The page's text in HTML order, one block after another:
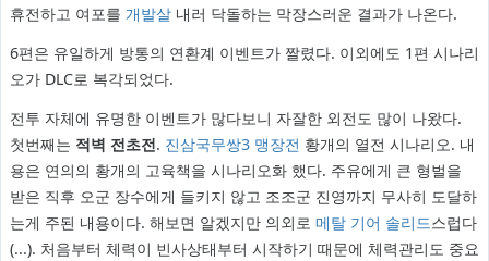
휴전하고 여포를 개발살내러 닥돌하는 막장스러운 결과가 나온다.
6편은 유일하게 방통의 연환계 이벤트가 짤렸다. 이외에도 1편 시나리
오가 DLC로 복각되었다.
전투 자체에 유명한 이벤트가 많다보니 자잘한 외전도 많이 나왔다.
첫번째는 적벽 전초전. 진삼국무쌍3 맹장전 황개의 열전 시나리오. 내
용은 연의의 황개의 고육책을 시나리오화 했다. 주유에게 큰 형벌을
받은 직후 오군 장수에게 들키지 않고 조조군 진영까지 무사히 도달하
는게 주된 내용이다. 해보면 알겠지만 의외로 메탈 기어 솔리드스럽다
(...). 처음부터 체력이 빈사상태부터 시작하기 때문에 체력관리도 중요